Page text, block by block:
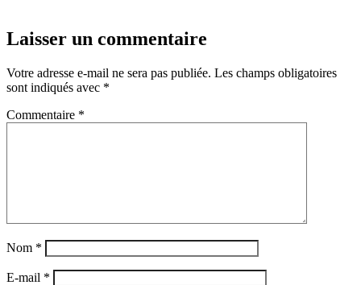
Laisser un commentaire
Votre adresse e-mail ne sera pas publiée. Les champs obligatoires
sont indiqués avec *
Commentaire *
Nom *
E-mail *